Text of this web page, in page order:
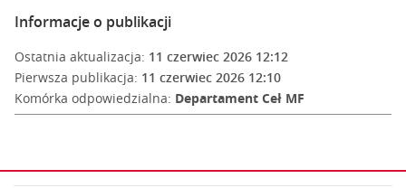
Informacje o publikacji
Ostatnia aktualizacja: 11 czerwiec 2026 12:12
Pierwsza publikacja: 11 czerwiec 2026 12:10
Komórka odpowiedzialna: Departament Ceł MF